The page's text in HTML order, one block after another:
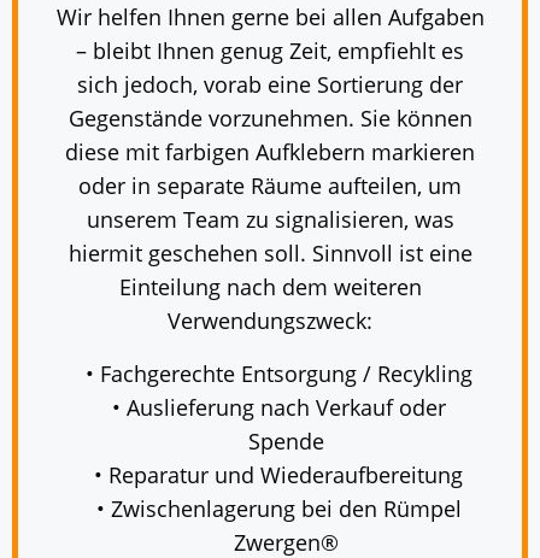
Wir helfen Ihnen gerne bei allen Aufgaben
– bleibt Ihnen genug Zeit, empfiehlt es
sich jedoch, vorab eine Sortierung der
Gegenstände vorzunehmen. Sie können
diese mit farbigen Aufklebern markieren
oder in separate Räume aufteilen, um
unserem Team zu signalisieren, was
hiermit geschehen soll. Sinnvoll ist eine
Einteilung nach dem weiteren
Verwendungszweck:
Fachgerechte Entsorgung / Recykling
Auslieferung nach Verkauf oder
Spende
Reparatur und Wiederaufbereitung
Zwischenlagerung bei den Rümpel
Zwergen®